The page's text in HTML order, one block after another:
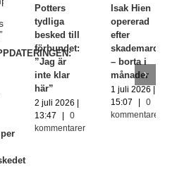
Potters
tydliga
besked till
förbundet:
”Jag är
inte klar
här”
2 juli 2026 |
13:47
|
0
kommentarer
Isak Hien
opererad
efter
– borta i
månader
1 juli 2026 |
15:07
|
0
kommentarer